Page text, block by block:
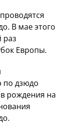
В мае этого
раз
Европы.
по дзюдо
рождения на